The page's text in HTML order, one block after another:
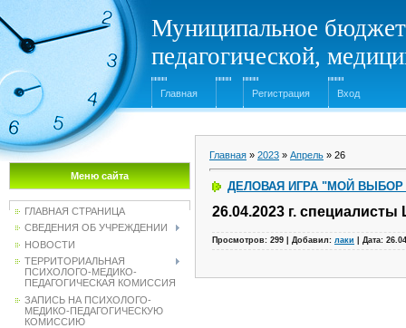
Муниципальное
педагогической,
Главная Регистрация Вход
Меню сайта
ГЛАВНАЯ СТРАНИЦА
СВЕДЕНИЯ ОБ УЧРЕЖДЕНИИ
НОВОСТИ
ТЕРРИТОРИАЛЬНАЯ
ПСИХОЛОГО-МЕДИКО-
ПЕДАГОГИЧЕСКАЯ КОМИССИЯ
ЗАПИСЬ НА ПСИХОЛОГО-
МЕДИКО-ПЕДАГОГИЧЕСКУЮ
КОМИССИЮ
Главная » 2023 » Апрель » 26
ДЕЛОВАЯ ИГРА "МОЙ
26.04.2023 г. специалисты
Просмотров: 299 Добавил: лаки Дата: